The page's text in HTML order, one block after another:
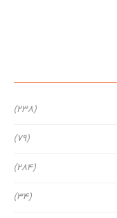
(238)
(79)
(284)
(34)